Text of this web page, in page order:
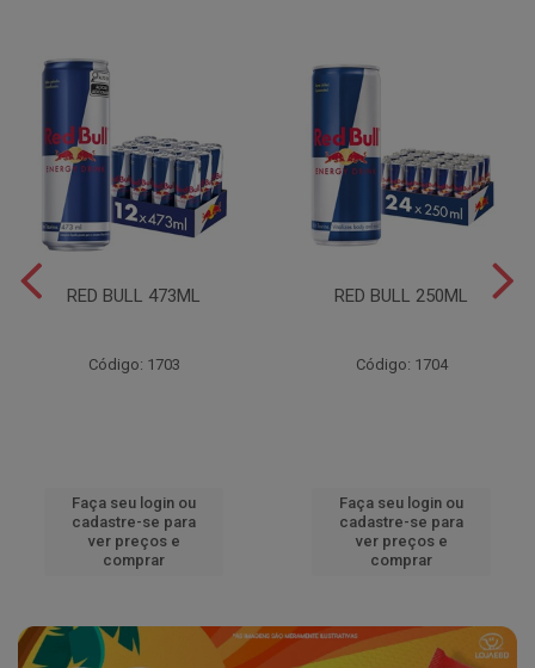
RED BULL 473ML
Código: 1703
Faça seu login ou
cadastre-se para
ver preços e
comprar
RED BULL 250ML
Código: 1704
Faça seu login ou
cadastre-se para
ver preços e
comprar